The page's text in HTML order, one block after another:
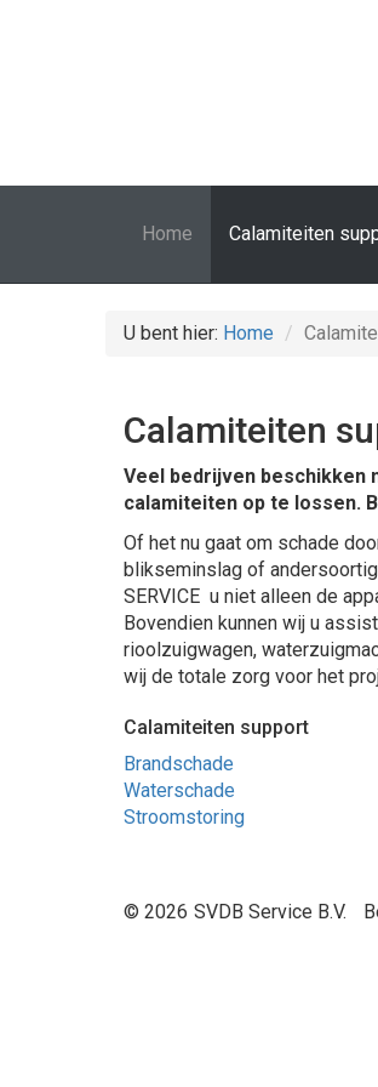
Home Calamiteiten
U bent hier: Home
Calamiteiten
Veel bedrijven beschikken
calamiteiten op te lossen.
Of het nu gaat om schade
blikseminslag of
SERVICE u niet alleen de
Bovendien kunnen wij u
rioolzuigwagen,
wij de totale zorg voor het
Calamiteiten support
Brandschade
Waterschade
Stroomstoring
© 2026 SVDB Service B.V.